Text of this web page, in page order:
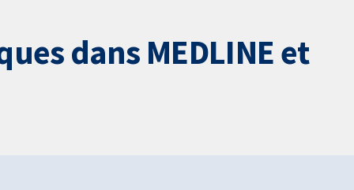
dans MEDLINE et